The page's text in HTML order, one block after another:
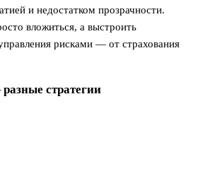
и недостатком прозрачности.
вложиться, а выстроить
рисками — от страхования
стратегии